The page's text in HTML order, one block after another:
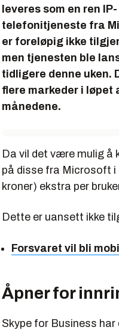
leveres som en ren IP-
telefonitjeneste fra
er foreløpig ikke
men tjenesten ble
tidligere denne uken.
flere markeder i løpet
månedene.
Da vil det være mulig
på disse fra Microsoft
kroner) ekstra per
Dette er uansett ikke
Forsvaret vil bli
Åpner for
Skype for Business